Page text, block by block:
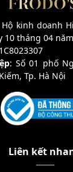
kinh doanh
10 tháng 04
: Số 01 phố
Tp. Hà Nội
Liên kết